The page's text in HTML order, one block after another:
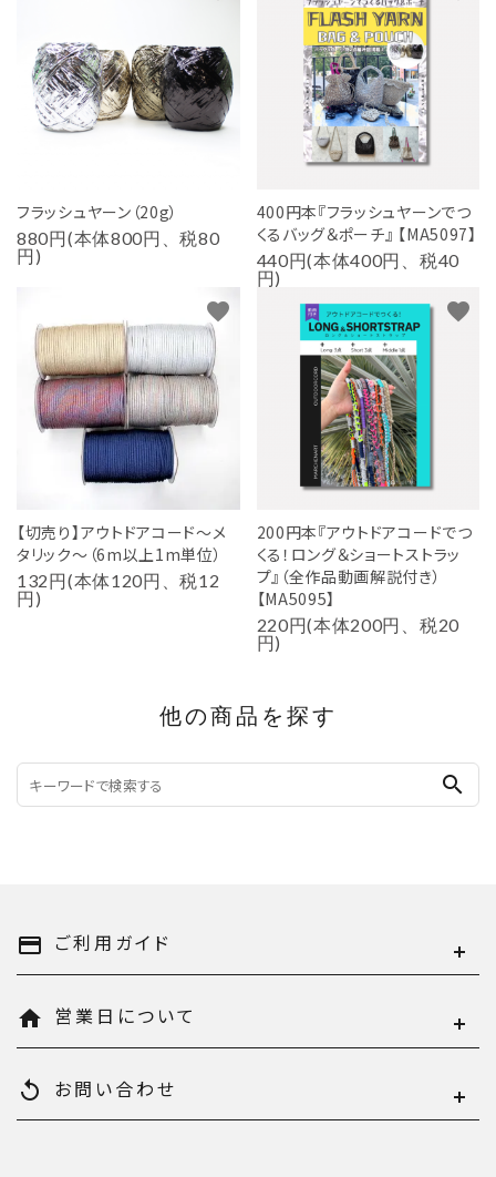
フラッシュヤーン（20g）
880円(本体800円、税80
円)
400円本『フラッシュヤーンでつ
くるバッグ＆ポーチ』 【MA5097】
440円(本体400円、税40
円)
【切売り】アウトドアコード～メ
タリック～（6m以上1m単位）
132円(本体120円、税12
円)
favorite
200円本『アウトドアコードでつ
くる！ロング＆ショートストラッ
プ』（全作品動画解説付き）
【MA5095】
220円(本体200円、税20
円)
favorite
他の商品を探す
search
payment ご利用ガイド
home 営業日について
replay お問い合わせ